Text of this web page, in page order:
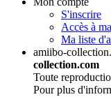
S'inscrire
Accès à
Ma liste
amiibo-
collection.com
Toute
Pour plus